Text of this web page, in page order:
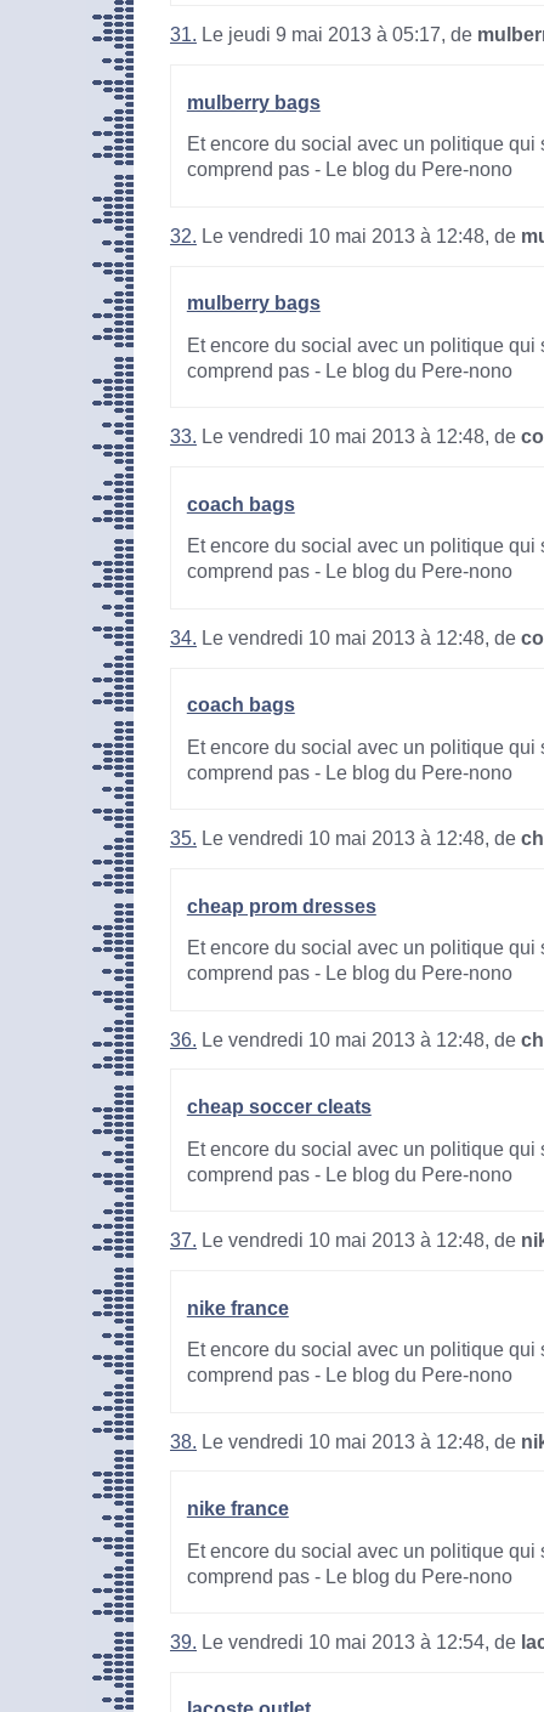
31. Le jeudi 9 mai 2013 à 05:17, de
mulberry bags
Et encore du social avec un politique qui
comprend pas - Le blog du Pere-nono
32. Le vendredi 10 mai 2013 à 12:48, de
mulberry bags
Et encore du social avec un politique qui
comprend pas - Le blog du Pere-nono
33. Le vendredi 10 mai 2013 à 12:48, de
coach bags
Et encore du social avec un politique qui
comprend pas - Le blog du Pere-nono
34. Le vendredi 10 mai 2013 à 12:48, de
coach bags
Et encore du social avec un politique qui
comprend pas - Le blog du Pere-nono
35. Le vendredi 10 mai 2013 à 12:48, de
cheap prom dresses
Et encore du social avec un politique qui
comprend pas - Le blog du Pere-nono
36. Le vendredi 10 mai 2013 à 12:48, de
cheap soccer cleats
Et encore du social avec un politique qui
comprend pas - Le blog du Pere-nono
37. Le vendredi 10 mai 2013 à 12:48, de
nike france
Et encore du social avec un politique qui
comprend pas - Le blog du Pere-nono
38. Le vendredi 10 mai 2013 à 12:48, de
nike france
Et encore du social avec un politique qui
comprend pas - Le blog du Pere-nono
39. Le vendredi 10 mai 2013 à 12:54, de